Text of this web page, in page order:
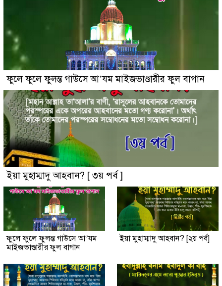
ফুলে ফুলে ফুলন্ত গাউসে আ’যম মাইজভাণ্ডারীর ফুল বাগান
ইয়া মুহাম্মাদু আহবান? [ ৩য় পর্ব ]
ফুলে ফুলে ফুলন্ত গাউসে আ’যম
মাইজভাণ্ডারীর ফুল বাগান
ইয়া মুহাম্মাদু আহবান? [২য় পর্ব]